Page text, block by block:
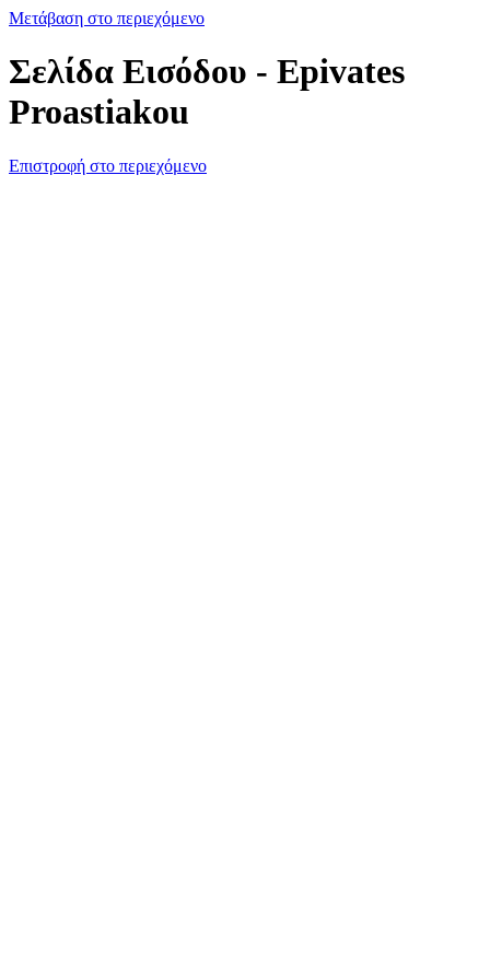
Μετάβαση στο περιεχόμενο
Σελίδα Εισόδου - Epivates
Proastiakou
Επιστροφή στο περιεχόμενο